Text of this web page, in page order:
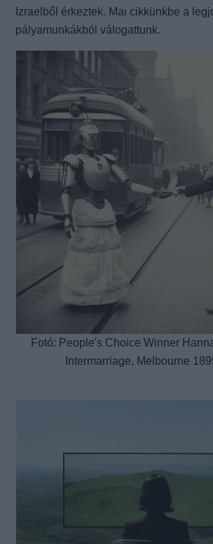
Izraelből érkeztek. Mai cikkünkbe a
pályamunkákból válogattunk.
Fotó: People's Choice Winner
Intermarriage, Melbourne